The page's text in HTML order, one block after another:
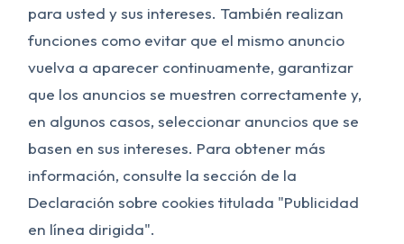
para usted y sus intereses. También realizan
funciones como evitar que el mismo anuncio
vuelva a aparecer continuamente, garantizar
que los anuncios se muestren correctamente y,
en algunos casos, seleccionar anuncios que se
basen en sus intereses. Para obtener más
información, consulte la sección de la
Declaración sobre cookies titulada "Publicidad
en línea dirigida".